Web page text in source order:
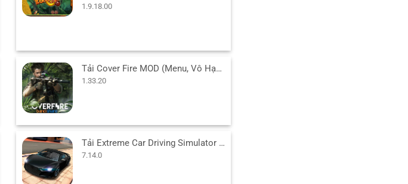
1.9.18.00
Tải Cover Fire MOD (Menu, Vô Hạn Tiền, Bất Tử, VIP) 1.33.20 APK
1.33.20
Tải Extreme Car Driving Simulator MOD (Menu/Tiền/Full Xe) 7.14.0 APK
7.14.0